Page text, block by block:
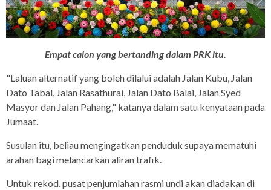
Empat calon yang bertanding dalam PRK itu.
"Laluan alternatif yang boleh dilalui adalah Jalan Kubu, Jalan
Dato Tabal, Jalan Rasathurai, Jalan Dato Balai, Jalan Syed
Masyor dan Jalan Pahang," katanya dalam satu kenyataan pada
Jumaat.
Susulan itu, beliau mengingatkan penduduk supaya mematuhi
arahan bagi melancarkan aliran trafik.
Untuk rekod, pusat penjumlahan rasmi undi akan diadakan di